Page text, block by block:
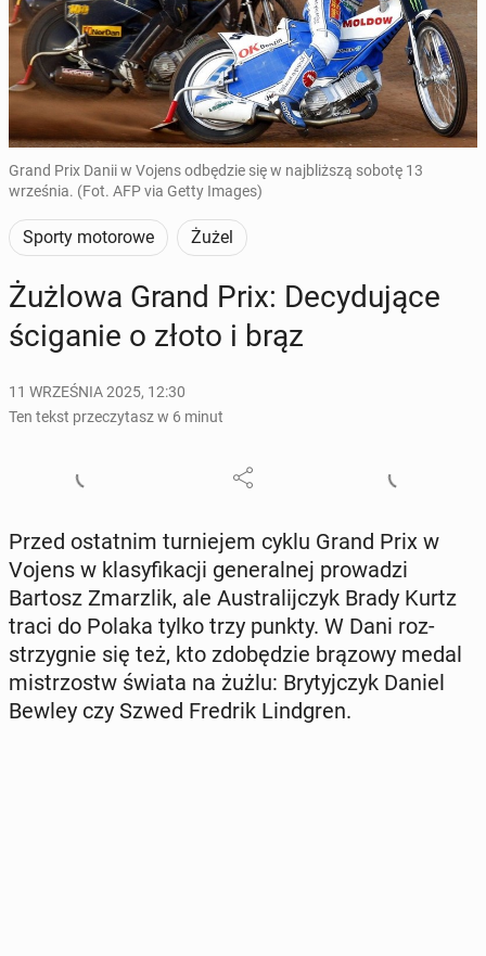
Grand Prix Danii w Vojens odbędzie się w najbliższą sobotę 13
września. (Fot. AFP via Getty Images)
Sporty motorowe Żużel
Żużlowa Grand Prix: De­cy­du­ją­ce
ści­ga­nie o złoto i brąz
11 WRZEŚNIA 2025, 12:30
Ten tekst przeczytasz w 6 minut
Przed ostat­nim tur­nie­jem cyklu Grand Prix w
Vojens w kla­sy­fi­ka­cji ge­ne­ral­nej pro­wa­dzi
Bartosz Zmar­z­lik, ale Au­stra­lij­czyk Brady Kurtz
traci do Polaka tylko trzy punkty. W Dani roz­
strzy­gnie się też, kto zdo­bę­dzie brązowy medal
mi­strzostw świata na żużlu: Bry­tyj­czyk Daniel
Bewley czy Szwed Fredrik Lind­gren.